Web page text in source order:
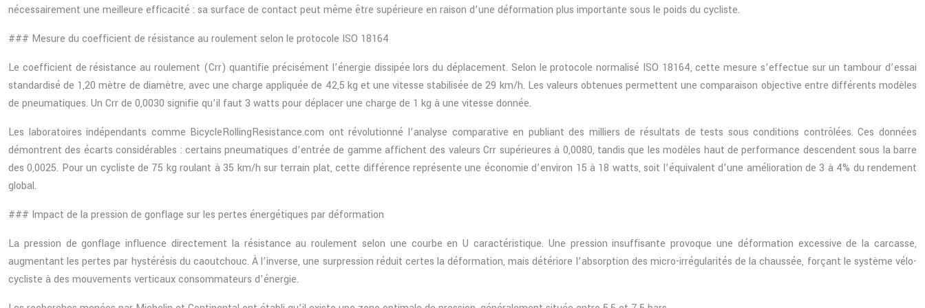
nécessairement une meilleure efficacité : sa surface de contact peut même être supérieure en raison d’une déformation plus importante sous le poids du cycliste.
### Mesure du coefficient de résistance au roulement selon le protocole ISO 18164
Le coefficient de résistance au roulement (Crr) quantifie précisément l’énergie dissipée lors du déplacement. Selon le protocole normalisé ISO 18164, cette mesure s’effectue sur un tambour d’essai
standardisé de 1,20 mètre de diamètre, avec une charge appliquée de 42,5 kg et une vitesse stabilisée de 29 km/h. Les valeurs obtenues permettent une comparaison objective entre différents modèles
de pneumatiques. Un Crr de 0,0030 signifie qu’il faut 3 watts pour déplacer une charge de 1 kg à une vitesse donnée.
Les laboratoires indépendants comme BicycleRollingResistance.com ont révolutionné l’analyse comparative en publiant des milliers de résultats de tests sous conditions contrôlées. Ces données
démontrent des écarts considérables : certains pneumatiques d’entrée de gamme affichent des valeurs Crr supérieures à 0,0080, tandis que les modèles haut de performance descendent sous la barre
des 0,0025. Pour un cycliste de 75 kg roulant à 35 km/h sur terrain plat, cette différence représente une économie d’environ 15 à 18 watts, soit l’équivalent d’une amélioration de 3 à 4% du rendement
global.
### Impact de la pression de gonflage sur les pertes énergétiques par déformation
La pression de gonflage influence directement la résistance au roulement selon une courbe en U caractéristique. Une pression insuffisante provoque une déformation excessive de la carcasse,
augmentant les pertes par hystérésis du caoutchouc. À l’inverse, une surpression réduit certes la déformation, mais détériore l’absorption des micro-irrégularités de la chaussée, forçant le système vélo-
cycliste à des mouvements verticaux consommateurs d’énergie.